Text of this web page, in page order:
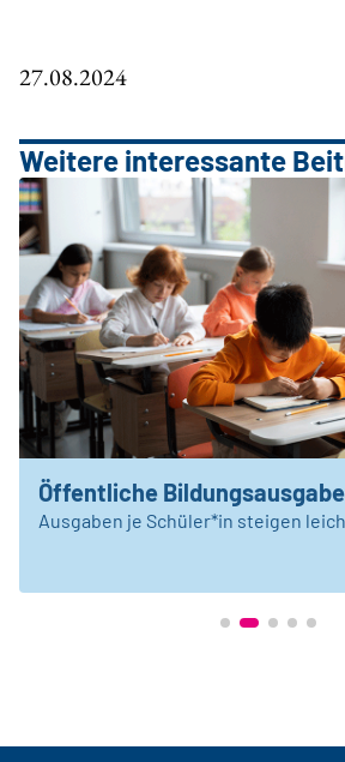
27.08.2024
Weitere interessante
Öffentliche
Ausgaben je Schüler*in steigen